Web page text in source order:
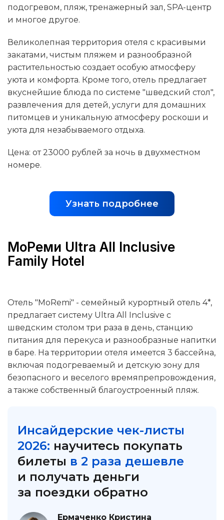
подогревом, пляж, тренажерный зал, SPA-центр
и многое другое.
Великолепная территория отеля с красивыми
закатами, чистым пляжем и разнообразной
растительностью создает особую атмосферу
уюта и комфорта. Кроме того, отель предлагает
вкуснейшие блюда по системе "шведский стол",
развлечения для детей, услуги для домашних
питомцев и уникальную атмосферу роскоши и
уюта для незабываемого отдыха.
Цена: от 23000 рублей за ночь в двухместном
номере.
Узнать подробнее
МоРеми Ultra All Inclusive
Family Hotel
Отель "MoRemi" - семейный курортный отель 4*,
предлагает систему Ultra All Inclusive с
шведским столом три раза в день, станцию
питания для перекуса и разнообразные напитки
в баре. На территории отеля имеется 3 бассейна,
включая подогреваемый и детскую зону для
безопасного и веселого времяпрепровождения,
а также собственный благоустроенный пляж.
Инсайдерские чек-листы
2026: научитесь покупать
билеты в 2 раза дешевле
и получать деньги
за поездки обратно
Ермаченко Кристина